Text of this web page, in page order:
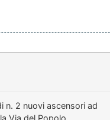
n. 2 nuovi ascensori ad